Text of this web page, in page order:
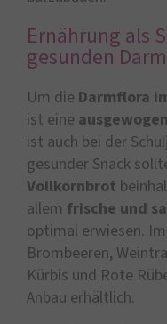
Ernährung als
gesunden Darm
Um die Darmflora
ist eine
ist auch bei der
gesunder Snack
Vollkornbrot
allem frische und
optimal erwiesen.
Brombeeren,
Kürbis und Rote
Anbau erhältlich.